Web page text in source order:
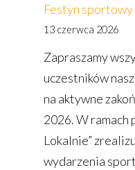
Festyn sportowy
13 czerwca 2026
Zapraszamy
uczestników
na aktywne
2026. W ramach
Lokalnie”
wydarzenia